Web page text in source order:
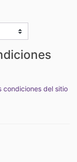
del Sitio
condiciones del sitio